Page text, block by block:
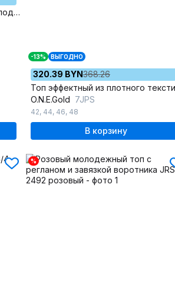
Круглогодичный молодежный топ из шифона с завязкой и регланом
-13% ВЫГОДНО
320.39 BYN368.26
O.N.E.Gold 7JPS
42, 44, 46, 48
В корзину
%